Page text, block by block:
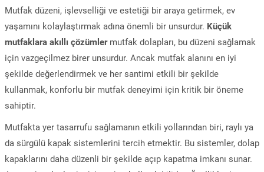
Mutfak düzeni, işlevselliği ve estetiği bir araya getirmek, ev
yaşamını kolaylaştırmak adına önemli bir unsurdur. Küçük
mutfaklara akıllı çözümlermutfak dolapları, bu düzeni sağlamak
için vazgeçilmez birer unsurdur. Ancak mutfak alanını en iyi
şekilde değerlendirmek ve her santimi etkili bir şekilde
kullanmak, konforlu bir mutfak deneyimi için kritik bir öneme
sahiptir.
Mutfakta yer tasarrufu sağlamanın etkili yollarından biri, raylı ya
da sürgülü kapak sistemlerini tercih etmektir. Bu sistemler, dolap
kapaklarını daha düzenli bir şekilde açıp kapatma imkanı sunar.